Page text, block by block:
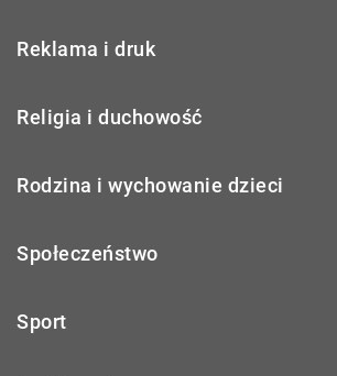
Reklama i druk
Religia i duchowość
Rodzina i wychowanie dzieci
Społeczeństwo
Sport